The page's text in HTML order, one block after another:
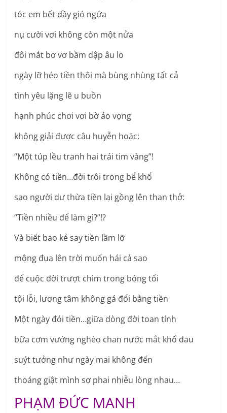
tóc em bết đầy gió ngứa
nụ cười vơi không còn một nửa
đôi mắt bơ vơ bầm dập âu lo
ngày lỡ héo tiền thôi mà bùng nhùng tất cả
tình yêu lặng lẽ u buồn
hạnh phúc chơi vơi bờ ảo vọng
không giải được câu huyễn hoặc:
“Một túp lều tranh hai trái tim vàng”!
Không có tiền…đời trôi trong bể khổ
sao người dư thừa tiền lại gồng lên than thở:
“Tiền nhiều để làm gì?”!?
Và biết bao kẻ say tiền lầm lỡ
mộng đua lên trời muốn hái cả sao
để cuộc đời trượt chìm trong bóng tối
tội lỗi, lương tâm không gá đổi bằng tiền
Một ngày đói tiền…giữa dòng đời toan tính
bữa cơm vướng nghèo chan nước mắt khổ đau
suýt tưởng như ngày mai không đến
thoáng giật mình sợ phai nhiễu lòng nhau…
PHẠM ĐỨC MANH